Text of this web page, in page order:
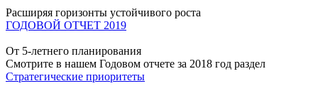
Расширяя горизонты устойчивого роста
ГОДОВОЙ ОТЧЕТ 2019
От 5-летнего планирования
Смотрите в нашем Годовом отчете за 2018 год раздел
Стратегические приоритеты